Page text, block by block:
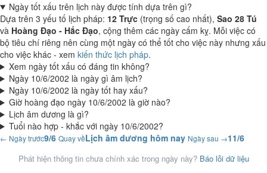
Ngày tốt xấu trên lịch này được tính dựa trên gì?
Dựa trên 3 yếu tố lịch pháp: 12 Trực (trọng số cao nhất), Sao 28 Tú
và Hoàng Đạo - Hắc Đạo, cộng thêm các ngày cấm kỵ. Mỗi việc có
bộ tiêu chí riêng nên cùng một ngày có thể tốt cho việc này nhưng xấu
cho việc khác - xem kiến thức lịch pháp.
Xem ngày tốt xấu có đáng tin không?
Ngày 10/6/2002 là ngày gì âm lịch?
Ngày 10/6/2002 là ngày tốt hay xấu?
Giờ hoàng đạo ngày 10/6/2002 là giờ nào?
Lịch âm dương là gì?
Tuổi nào hợp - khắc với ngày 10/6/2002?
← Ngày trước9/6 Quay vềLịch âm dương hôm nay Ngày sau →11/6
Phát hiện thông tin chưa chính xác trong ngày này? Báo lỗi dữ liệu